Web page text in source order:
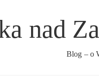
nad
Blog – o